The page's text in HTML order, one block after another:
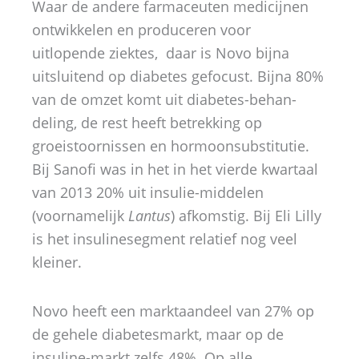
Waar de andere farmaceuten medicijnen
ontwikkelen en produceren voor
uitlopende ziektes, daar is Novo bijna
uitsluitend op diabetes gefocust. Bijna 80%
van de omzet komt uit diabetes-behan-
deling, de rest heeft betrekking op
groeistoornissen en hormoonsubstitutie.
Bij Sanofi was in het in het vierde kwartaal
van 2013 20% uit insulie-middelen
(voornamelijk Lantus) afkomstig. Bij Eli Lilly
is het insulinesegment relatief nog veel
kleiner.
Novo heeft een marktaandeel van 27% op
de gehele diabetesmarkt, maar op de